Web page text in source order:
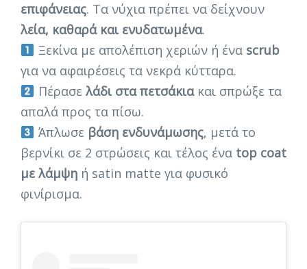
επιφάνειας. Τα νύχια πρέπει να δείχνουν
λεία, καθαρά και ενυδατωμένα.
Ξεκίνα με απολέπιση χεριών ή ένα scrub
για να αφαιρέσεις τα νεκρά κύτταρα.
Πέρασε λάδι στα πετσάκιακαι σπρώξε τα
απαλά προς τα πίσω.
Άπλωσε βάση ενδυνάμωσης, μετά το
βερνίκι σε 2 στρώσεις και τέλος ένα top coat
με λάμψη ή satin matte για φυσικό
φινίρισμα.